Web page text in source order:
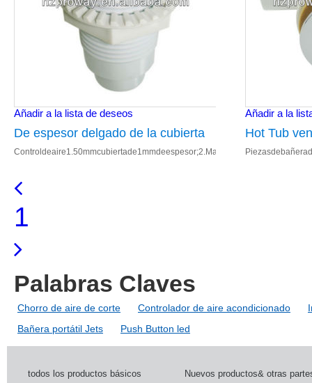
Añadir a la lista de deseos
De espesor delgado de la cubierta
de latón bañera accesorios de
Controldeaire1.50mmcubiertade1mmdeespesor;2.Matchedtubo:agua1/
Añadir a la
Hot Tub
cubierta
1
Palabras Claves
Chorro de aire de corte Controlador de aire acondicionado
Bañera portátil Jets
Push Button led
todos los productos básicos Nuevos productos& otras